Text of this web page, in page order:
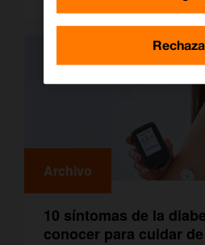
Archivo
10 síntomas de la
conocer para cuidar